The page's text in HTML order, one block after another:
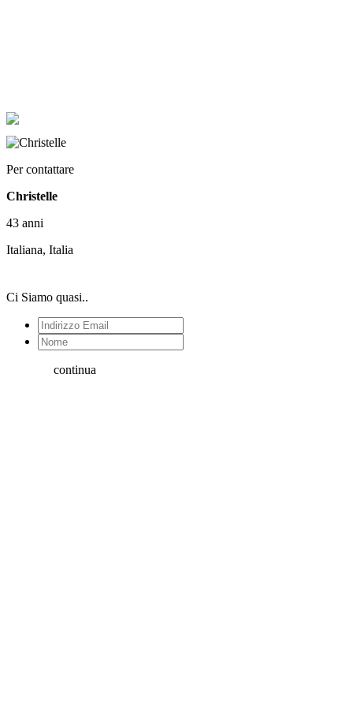
Per contattare
Christelle
43 anni
Italiana, Italia
Ci Siamo quasi..
continua